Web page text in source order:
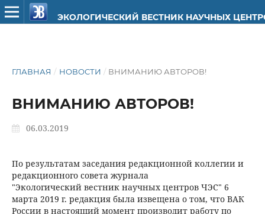
ЭКОЛОГИЧЕСКИЙ ВЕСТНИК НАУЧНЫХ
ГЛАВНАЯ / НОВОСТИ / ВНИМАНИЮ АВТОРОВ!
ВНИМАНИЮ АВТОРОВ!
06.03.2019
По результатам заседания редакционной коллегии и
редакционного совета журнала
"Экологический вестник научных центров ЧЭС" 6
марта 2019 г. редакция была извещена о том, что ВАК
России в настоящий момент производит работу по